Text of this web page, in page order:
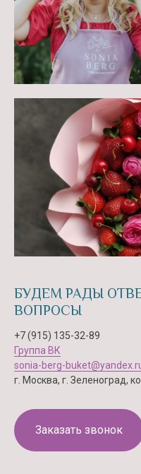
БУДЕМ РАДЫ
ВОПРОСЫ
+7 (915) 135-32-89
Группа ВК
sonia-berg-
г. Москва, г. Зеленоград,
Заказать звонок